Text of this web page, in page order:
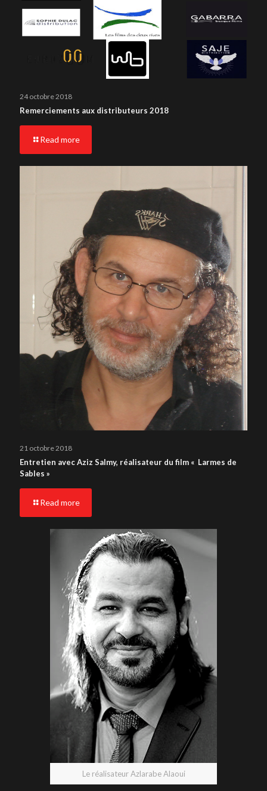
24 octobre 2018
Remerciements aux distributeurs 2018
Read more
21 octobre 2018
Entretien avec Aziz Salmy, réalisateur du film « Larmes de
Sables »
Read more
Le réalisateur Azlarabe Alaoui